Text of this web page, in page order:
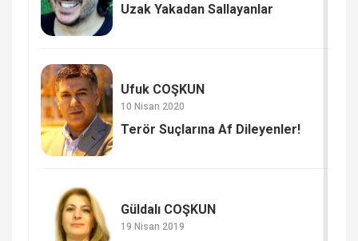
Uzak Yakadan Sallayanlar
Ufuk COŞKUN
10 Nisan 2020
Terör Suçlarına Af Dileyenler!
Güldalı COŞKUN
19 Nisan 2019